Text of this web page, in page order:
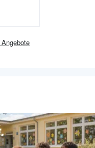
Angebote